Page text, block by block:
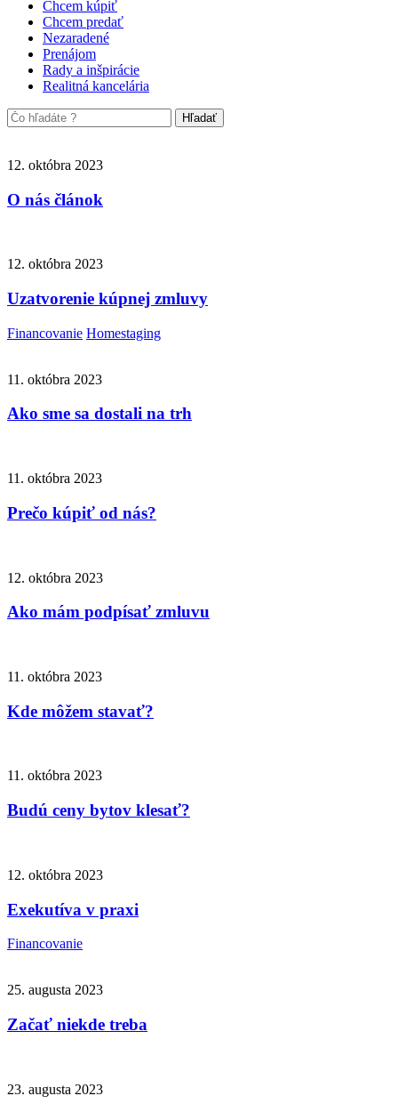
Chcem kúpiť
Chcem predať
Nezaradené
Prenájom
Rady a inšpirácie
Realitná kancelária
12. októbra 2023
O nás článok
12. októbra 2023
Uzatvorenie kúpnej zmluvy
Financovanie Homestaging
11. októbra 2023
Ako sme sa dostali na trh
11. októbra 2023
Prečo kúpiť od nás?
12. októbra 2023
Ako mám podpísať zmluvu
11. októbra 2023
Kde môžem stavať?
11. októbra 2023
Budú ceny bytov klesať?
12. októbra 2023
Exekutíva v praxi
Financovanie
25. augusta 2023
Začať niekde treba
23. augusta 2023